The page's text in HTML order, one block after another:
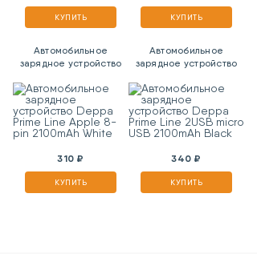
КУПИТЬ КУПИТЬ
Автомобильное
зарядное устройство
8-pin 2100mAh White
310 ₽
КУПИТЬ
Автомобильное
зарядное устройство
micro USB 2100mAh
Black
340 ₽
КУПИТЬ